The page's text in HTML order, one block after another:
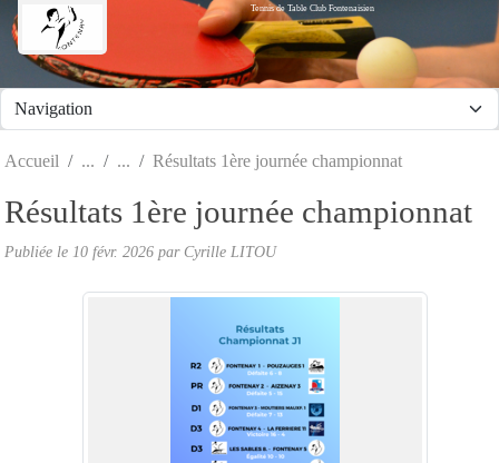
Tennis de Table Club Fontenaisien
Accueil Résultats 1ère journée championnat
Résultats 1ère journée championnat
Publiée le 10 févr. 2026 par Cyrille LITOU
Panneau de gestion des cookies